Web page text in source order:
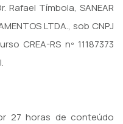
Rafael Tímbola, SANEAR
LTDA., sob CNPJ
CREA-RS nº 11187373
horas de conteúdo